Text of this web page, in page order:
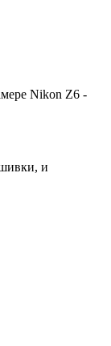
Nikon Z6 -
и